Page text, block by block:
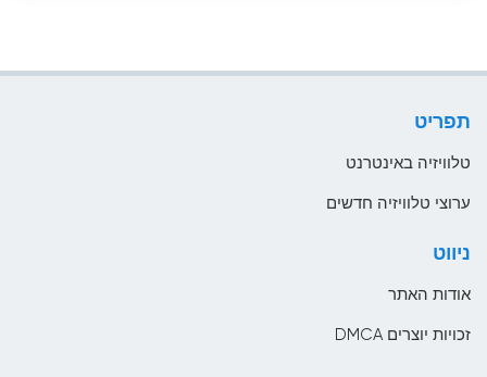
תפריט
טלוויזיה באינטרנט
ערוצי טלוויזיה חדשים
ניווט
אודות האתר
זכויות יוצרים DMCA